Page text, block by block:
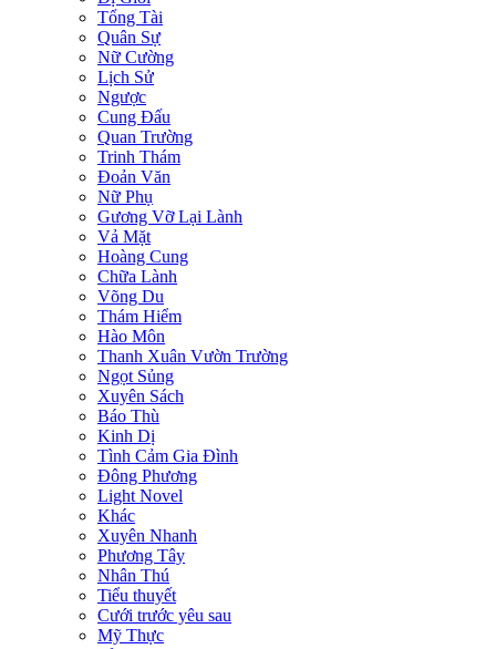
Tổng Tài
Quân Sự
Nữ Cường
Lịch Sử
Ngược
Cung Đấu
Quan Trường
Trinh Thám
Đoản Văn
Nữ Phụ
Gương Vỡ Lại Lành
Vả Mặt
Hoàng Cung
Chữa Lành
Võng Du
Thám Hiểm
Hào Môn
Thanh Xuân Vườn Trường
Ngọt Sủng
Xuyên Sách
Báo Thù
Kinh Dị
Tình Cảm Gia Đình
Đông Phương
Light Novel
Khác
Xuyên Nhanh
Phương Tây
Nhân Thú
Tiểu thuyết
Cưới trước yêu sau
Mỹ Thực